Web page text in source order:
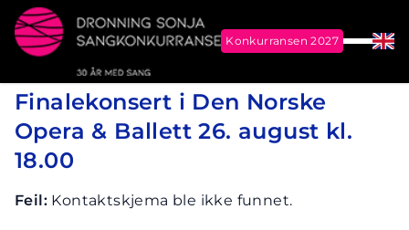
Dronning Sonja Sangkonkurranse
Konkurransen 2027
Meny
Finalekonsert i Den Norske
Opera & Ballett 26. august kl.
18.00
Feil: Kontaktskjema ble ikke funnet.